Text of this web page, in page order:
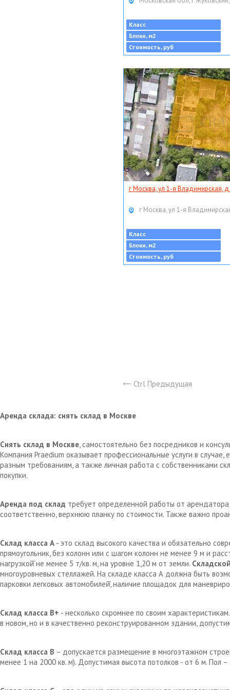
Класс
Блоки, м2
Стоимость, руб
г Москва, ул 1-я Владимирская, д
г Москва, ул 1-я
Класс
Блоки, м2
Стоимость, руб
Ctrl Предыдущая
Аренда склада: снять склад в Москве
Снять склад в Москве, самостоятельно без посредников и
Компания Praedium оказывает профессиональные услуги в
разным требованиям, а также личная работа с собственниками
покупки.
Аренда под склад требует определенной работы от
соответственно, верхнюю планку по стоимости. Также важно
Склад класса А - это склад высокого качества и обязательно
прямоугольник, без колонн или с шагом колонн не менее 9 м и
нагрузкой̆ не менее 5 т/кв. м, на уровне 1,20 м от земли.
многоуровневых стеллажей. На складе класса А должна быть
парковки легковых автомобилей̆, наличие площадок для
Склад класса В+ - несколько скромнее по своим
в новом, но и в качественно реконструированном здании,
Склад класса В – допускается размещение в многоэтажном
менее 1 на 2000 кв. м). Допустимая высота потолков - от 6 м. Пол